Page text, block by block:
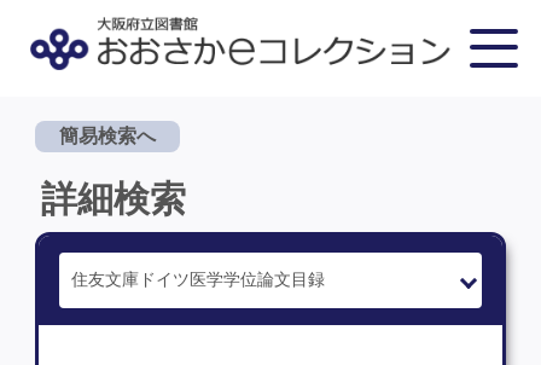
簡易検索へ
詳細検索